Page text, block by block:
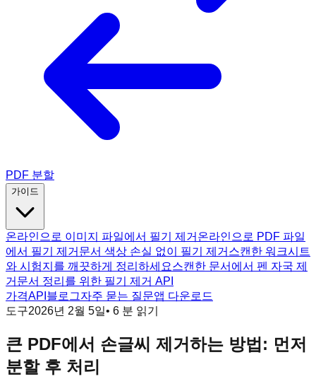
PDF 분할
가이드
온라인으로 이미지 파일에서 필기 제거 온라인으로 PDF 파일
에서 필기 제거 문서 색상 손실 없이 필기 제거 스캔한 워크시트
와 시험지를 깨끗하게 정리하세요스캔한 문서에서 펜 자국 제
거 문서 정리를 위한 필기 제거 API
가격API 블로그자주 묻는 질문앱 다운로드
도구2026년 2월 5일• 6 분 읽기
큰 PDF에서 손글씨 제거하는 방법: 먼저
분할 후 처리